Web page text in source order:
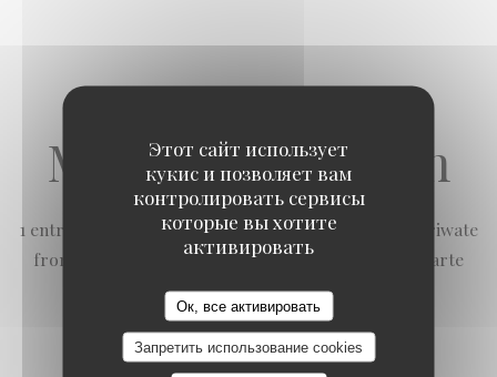
Этот сайт использует
кукис и позволяет вам
контролировать сервисы
которые вы хотите
активировать
Ок, все активировать
Запретить использование cookies
Menu dégustation
1 entrée variée 3 assortiments Charmoula zaalouc briwate
fromage ou viande 1 plat à la carte 1 dessert à la carte
34,00 EUR
La Mamounia